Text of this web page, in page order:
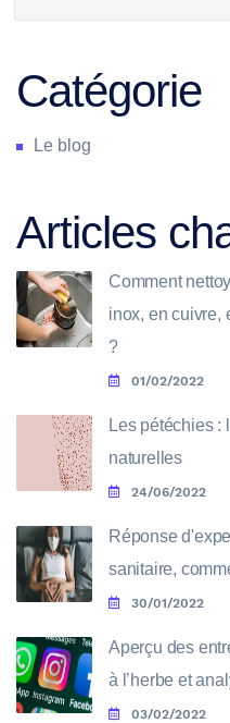
Catégorie
Le blog
Articles
Comment
inox, en cuivre,
?
01/02/2022
Les pétéchies :
naturelles
24/06/2022
Réponse
sanitaire,
30/01/2022
Aperçu des
à l’herbe et
03/02/2022